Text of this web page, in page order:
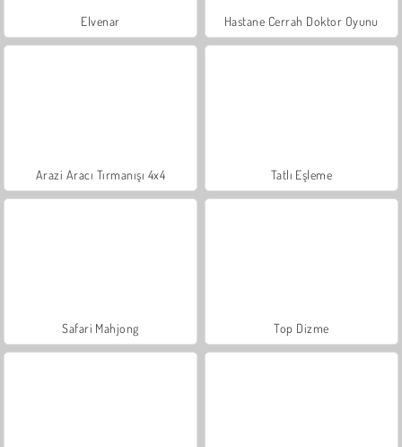
Elvenar Hastane Cerrah Doktor Oyunu
Arazi Aracı Tırmanışı 4x4 Tatlı Eşleme
Safari Mahjong Top Dizme